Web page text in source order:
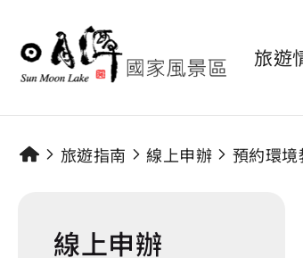
旅遊
旅遊指南 線上申辦 預約環
線上申辦